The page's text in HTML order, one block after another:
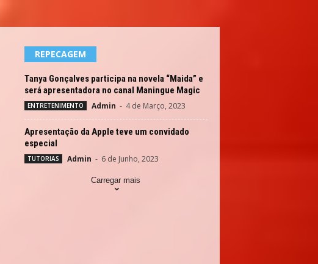
REPECAGEM
Tanya Gonçalves participa na novela “Maida” e
será apresentadora no canal Maningue Magic
ENTRETENIMENTO Admin - 4 de Março, 2023
Apresentação da Apple teve um convidado
especial
TUTORIAS Admin - 6 de Junho, 2023
Carregar mais